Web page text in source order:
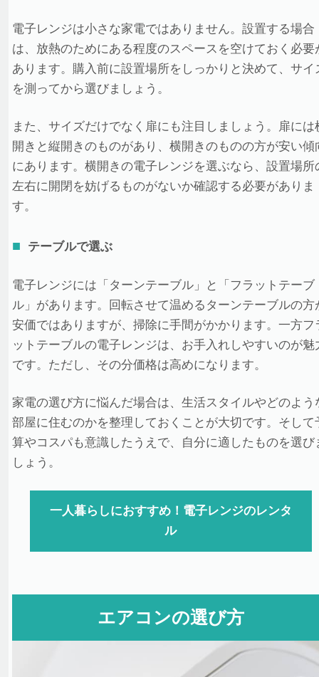
電子レンジは小さな家電ではありません。設置する場合
は、放熱のためにある程度のスペースを空けておく必要
あります。購入前に設置場所をしっかりと決めて、サイ
を測ってから選びましょう。
また、サイズだけでなく扉にも注目しましょう。扉には
開きと縦開きのものがあり、横開きのものの方が安い傾
にあります。横開きの電子レンジを選ぶなら、設置場所
左右に開閉を妨げるものがないか確認する必要がありま
す。
テーブルで選ぶ
電子レンジには「ターンテーブル」と「フラットテーブ
ル」があります。回転させて温めるターンテーブルの方
安価ではありますが、掃除に手間がかかります。一方フ
ットテーブルの電子レンジは、お手入れしやすいのが魅
です。ただし、その分価格は高めになります。
家電の選び方に悩んだ場合は、生活スタイルやどのよう
部屋に住むのかを整理しておくことが大切です。そして
算やコスパも意識したうえで、自分に適したものを選び
しょう。
一人暮らしにおすすめ！電子レンジのレンタ
ル
エアコンの選び方